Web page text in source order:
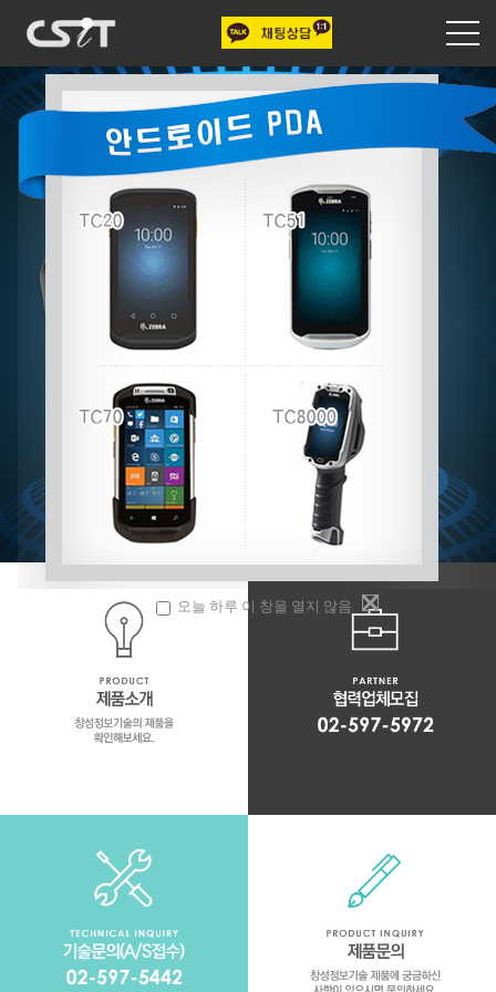
오늘 하루 이 창을 열지 않음
제품소개
창성정보기술의 제품을 확인해보세요.
협력업체모집
모집합니다.